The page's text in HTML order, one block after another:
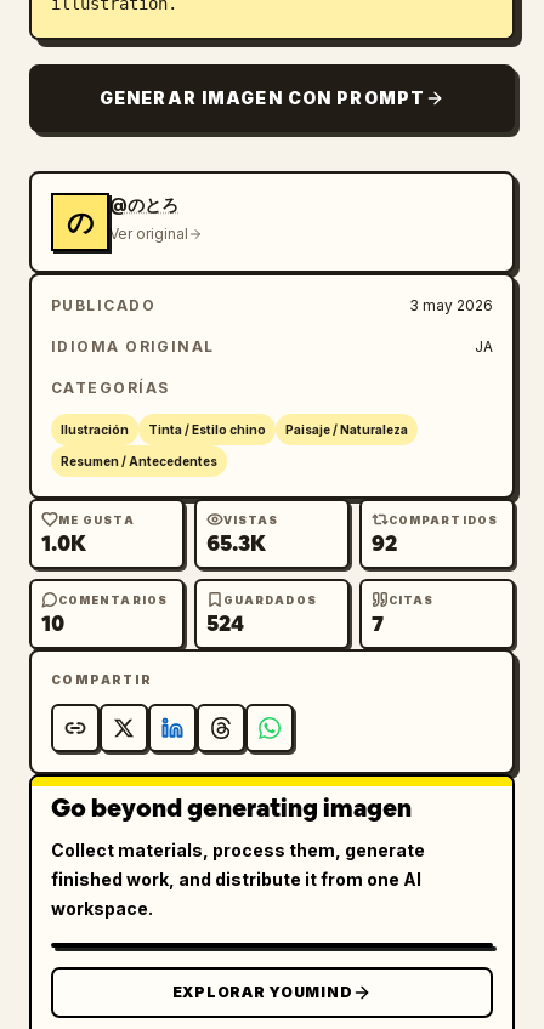
GENERAR IMAGEN CON PROMPT
の
@のとろ
Ver original
PUBLICADO 3 may 2026
IDIOMA ORIGINAL JA
CATEGORÍAS
Ilustración Tinta / Estilo chino Paisaje / Naturaleza
Resumen / Antecedentes
ME GUSTA
1.0K
VISTAS
65.3K
COMPARTIDOS
92
COMENTARIOS
10
GUARDADOS
524
CITAS
7
COMPARTIR
Go beyond generating imagen
Collect materials, process them, generate
finished work, and distribute it from one AI
workspace.
EXPLORAR YOUMIND